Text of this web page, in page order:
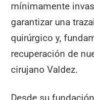
mínimamente
garantizar una
quirúrgico y,
recuperación de
cirujano Valdez.
Desde su